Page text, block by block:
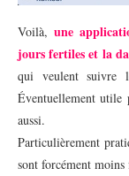
Voilà,une
jours fertiles et la
qui veulent suivre
Éventuellement utile
aussi.
Particulièrement
sont forcément moins